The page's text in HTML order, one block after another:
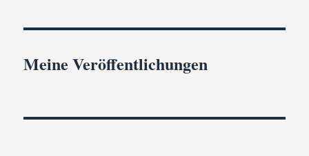
Meine Veröffentlichungen